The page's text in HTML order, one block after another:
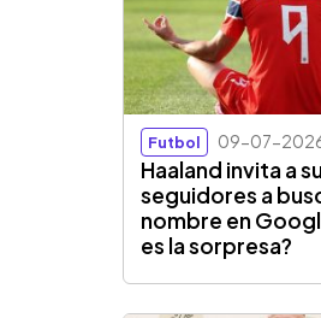
Futbol 09-07-
Haaland invita a
seguidores a
nombre en
es la sorpresa?